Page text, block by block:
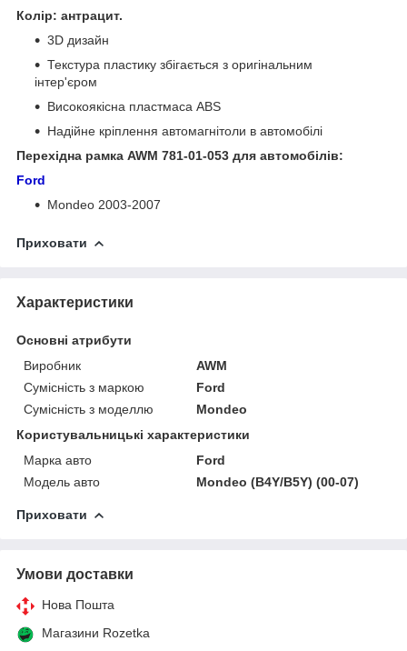
Колір: антрацит.
3D дизайн
Текстура пластику збігається з оригінальним
інтер'єром
Високоякісна пластмаса ABS
Надійне кріплення автомагнітоли в автомобілі
Перехідна рамка AWM 781-01-053 для автомобілів:
Ford
Mondeo 2003-2007
Приховати
Характеристики
Основні атрибути
Виробник
AWM
Сумісність з маркою
Ford
Сумісність з моделлю
Mondeo
Користувальницькі характеристики
Марка авто
Ford
Модель авто
Mondeo (B4Y/B5Y) (00-07)
Приховати
Умови доставки
Нова Пошта
Магазини Rozetka